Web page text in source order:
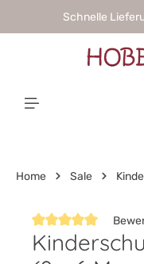
springenSchnelle
Home Sale
Durchschnittliche